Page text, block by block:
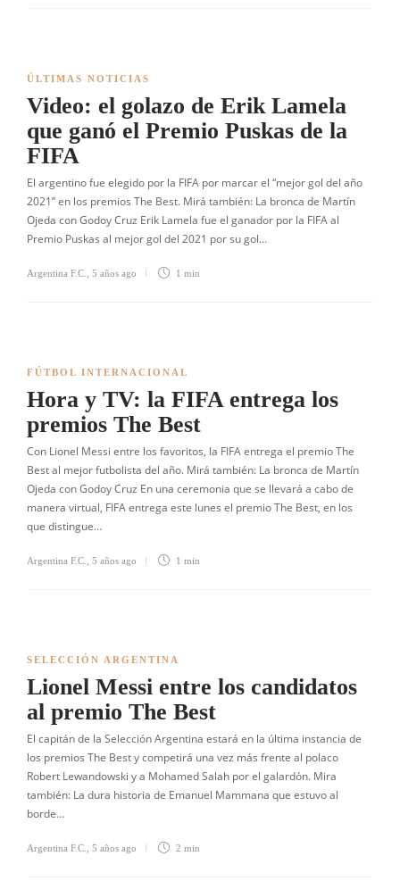
ÚLTIMAS NOTICIAS
Video: el golazo de Erik Lamela
que ganó el Premio Puskas de la
FIFA
El argentino fue elegido por la FIFA por marcar el “mejor gol del año
2021” en los premios The Best. Mirá también: La bronca de Martín
Ojeda con Godoy Cruz Erik Lamela fue el ganador por la FIFA al
Premio Puskas al mejor gol del 2021 por su gol…
Argentina F.C. 5 años ago 1 min
FÚTBOL INTERNACIONAL
Hora y TV: la FIFA entrega los
premios The Best
Con Lionel Messi entre los favoritos, la FIFA entrega el premio The
Best al mejor futbolista del año. Mirá también: La bronca de Martín
Ojeda con Godoy Cruz En una ceremonia que se llevará a cabo de
manera virtual, FIFA entrega este lunes el premio The Best, en los
que distingue…
Argentina F.C. 5 años ago 1 min
SELECCIÓN ARGENTINA
Lionel Messi entre los candidatos
al premio The Best
El capitán de la Selección Argentina estará en la última instancia de
los premios The Best y competirá una vez más frente al polaco
Robert Lewandowski y a Mohamed Salah por el galardón. Mira
también: La dura historia de Emanuel Mammana que estuvo al
borde…
Argentina F.C. 5 años ago 2 min